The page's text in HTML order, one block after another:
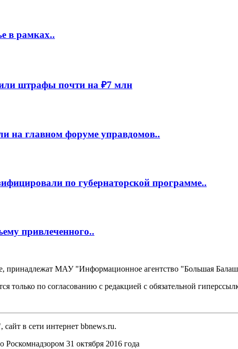
в рамках..
штрафы почти на ₽7 млн
на главном форуме управдомов..
по губернаторской программе..
привлеченного..
принадлежат МАУ "Информационное агентство "Большая
только по согласованию с редакцией с обязательной
в сети интернет bbnews.ru.
31 октября 2016 года